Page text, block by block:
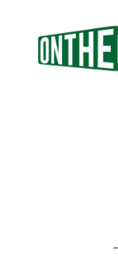
contenido